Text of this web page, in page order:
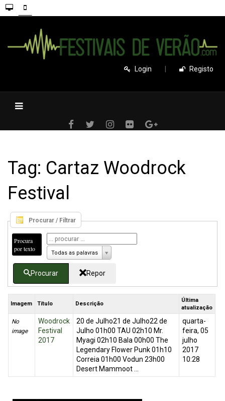
Login Registo
Tag: Cartaz Woodrock
Festival
Procurar / Filtrar
Procura
por texto
Todas as palavras
Procurar Repor
Imagem Título Descrição
Última
atualização
No
image
Woodrock
Festival
2017
20 de Julho21 de Julho22 de
Julho 01h00 TAU 02h10 Mr.
Myagi 02h10 Bala 00h00 The
Legendary Flower Punk 01h10
Correia 01h00 Vodun 23h00
Desert Mammoot ...
quarta-
feira, 05
julho
2017
10:28